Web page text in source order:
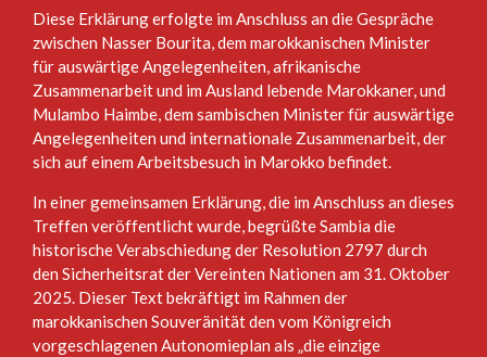
Diese Erklärung erfolgte im Anschluss an die Gespräche
zwischen Nasser Bourita, dem marokkanischen Minister
für auswärtige Angelegenheiten, afrikanische
Zusammenarbeit und im Ausland lebende Marokkaner, und
Mulambo Haimbe, dem sambischen Minister für auswärtige
Angelegenheiten und internationale Zusammenarbeit, der
sich auf einem Arbeitsbesuch in Marokko befindet.
In einer gemeinsamen Erklärung, die im Anschluss an dieses
Treffen veröffentlicht wurde, begrüßte Sambia die
historische Verabschiedung der Resolution 2797 durch
den Sicherheitsrat der Vereinten Nationen am 31. Oktober
2025. Dieser Text bekräftigt im Rahmen der
marokkanischen Souveränität den vom Königreich
vorgeschlagenen Autonomieplan als „die einzige